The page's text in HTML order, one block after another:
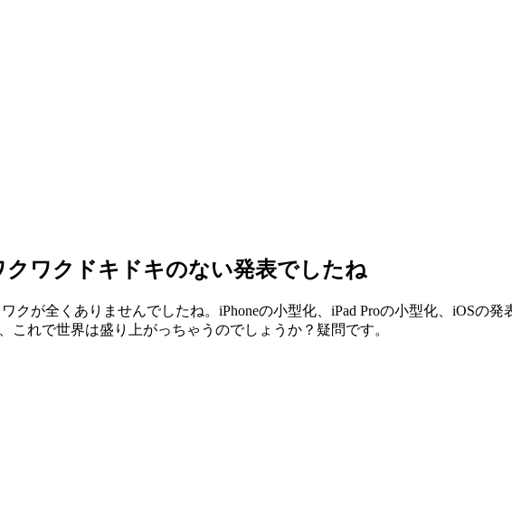
ワクドキドキのない発表でしたね
クが全くありませんでしたね。iPhoneの小型化、iPad Proの小型化、iOSの
これで世界は盛り上がっちゃうのでしょうか？疑問です。